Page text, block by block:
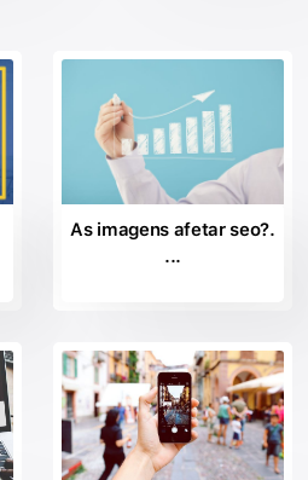
As imagens afetar seo?.
...